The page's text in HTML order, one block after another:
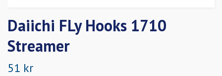
Daiichi FLy Hooks 1710
Streamer
51 kr